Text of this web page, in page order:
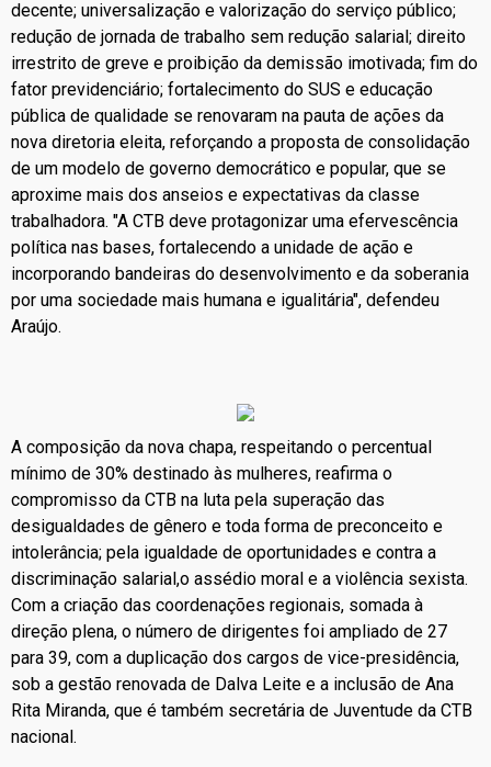
decente; universalização e valorização do serviço público;
redução de jornada de trabalho sem redução salarial; direito
irrestrito de greve e proibição da demissão imotivada; fim do
fator previdenciário; fortalecimento do SUS e educação
pública de qualidade se renovaram na pauta de ações da
nova diretoria eleita, reforçando a proposta de consolidação
de um modelo de governo democrático e popular, que se
aproxime mais dos anseios e expectativas da classe
trabalhadora. "A CTB deve protagonizar uma efervescência
política nas bases, fortalecendo a unidade de ação e
incorporando bandeiras do desenvolvimento e da soberania
por uma sociedade mais humana e igualitária", defendeu
Araújo.
A composição da nova chapa, respeitando o percentual
mínimo de 30% destinado às mulheres, reafirma o
compromisso da CTB na luta pela superação das
desigualdades de gênero e toda forma de preconceito e
intolerância; pela igualdade de oportunidades e contra a
discriminação salarial,o assédio moral e a violência sexista.
Com a criação das coordenações regionais, somada à
direção plena, o número de dirigentes foi ampliado de 27
para 39, com a duplicação dos cargos de vice-presidência,
sob a gestão renovada de Dalva Leite e a inclusão de Ana
Rita Miranda, que é também secretária de Juventude da CTB
nacional.